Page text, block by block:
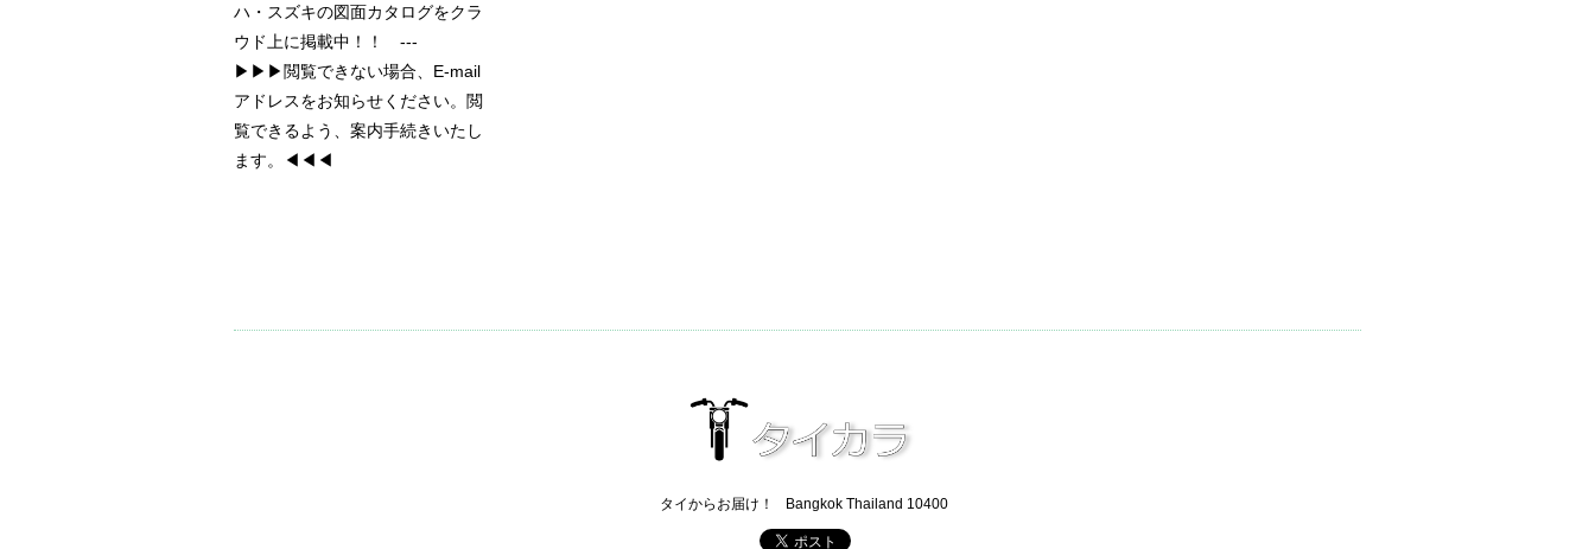
ハ・スズキの図面カタログをクラ
ウド上に掲載中！！ ---
▶▶▶閲覧できない場合、E-mail
アドレスをお知らせください。閲
覧できるよう、案内手続きいたし
ます。◀◀◀
タイからお届け！ Bangkok Thailand 10400